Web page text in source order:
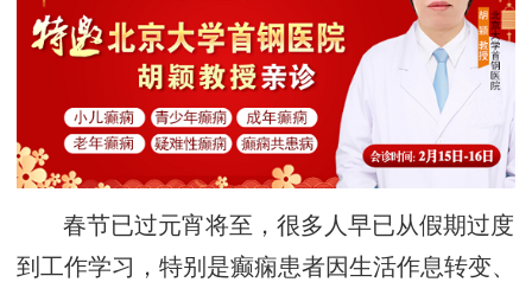
春节已过元宵将至，很多人早已从假期过度
到工作学习，特别是癫痫患者因生活作息转变、